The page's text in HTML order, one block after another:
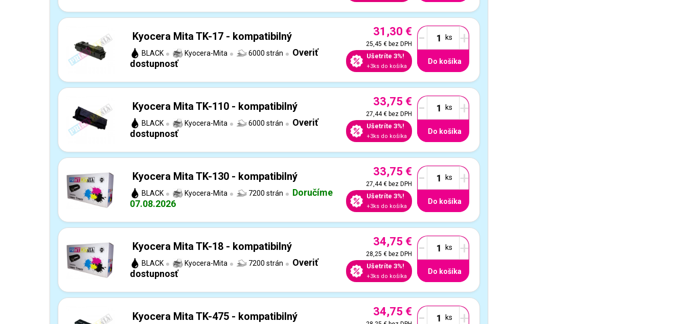
Kyocera Mita TK-17 - kompatibilný
BLACK Kyocera-Mita 6000 strán
Overiť
dostupnosť
31,30 €
25,45 €bez DPH
Ušetríte 3%!
+3ks do košíka
- +
Do košíka
Kyocera Mita TK-110 - kompatibilný
BLACK Kyocera-Mita 6000 strán
Overiť
dostupnosť
33,75 €
27,44 €bez DPH
Ušetríte 3%!
+3ks do košíka
- +
Do košíka
Kyocera Mita TK-130 - kompatibilný
BLACK Kyocera-Mita 7200 strán
Doručíme
07.08.2026
33,75 €
27,44 €bez DPH
Ušetríte 3%!
+3ks do košíka
- +
Do košíka
Kyocera Mita TK-18 - kompatibilný
BLACK Kyocera-Mita 7200 strán
Overiť
dostupnosť
34,75 €
28,25 €bez DPH
Ušetríte 3%!
+3ks do košíka
- +
Do košíka
Kyocera Mita TK-475 - kompatibilný 34,75 € - +